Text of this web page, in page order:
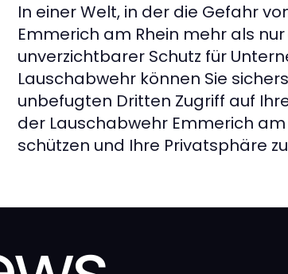
In einer Welt, in der die Gefahr
Emmerich am Rhein mehr als
unverzichtbarer Schutz für
Lauschabwehr können Sie
unbefugten Dritten Zugriff auf
der Lauschabwehr Emmerich
schützen und Ihre Privatsphäre